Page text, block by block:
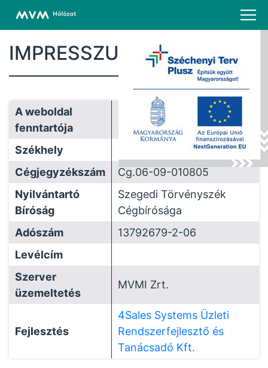
IMPRESSZUM
A weboldal
fenntartója
MVM Démász
Áramhálózati Kft.
Székhely
6724 Szeged, Pulz u. 44.
Cégjegyzékszám
Cg.06-09-010805
Nyilvántartó
Bíróság
Szegedi Törvényszék
Cégbírósága
Adószám
13792679-2-06
Levélcím
Szerver
üzemeltetés
MVMI Zrt.
Fejlesztés
4Sales Systems Üzleti
Rendszerfejlesztő és
Tanácsadó Kft.